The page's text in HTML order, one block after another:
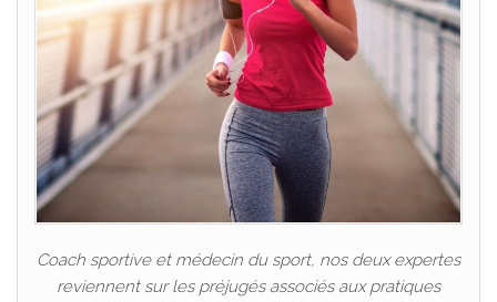
Coach sportive et médecin du sport, nos deux expertes
reviennent sur les préjugés associés aux pratiques